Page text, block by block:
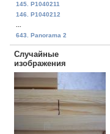
145. P1040211
146. P1040212
...
643. Panorama 2
Случайные
изображения